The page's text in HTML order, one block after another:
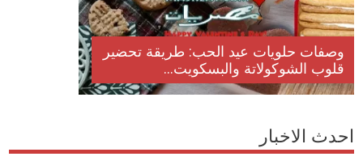
وصفات حلويات عيد الحب: طريقة تحضير
قلوب الشوكولاتة والبسكويت...
احدث الاخبار